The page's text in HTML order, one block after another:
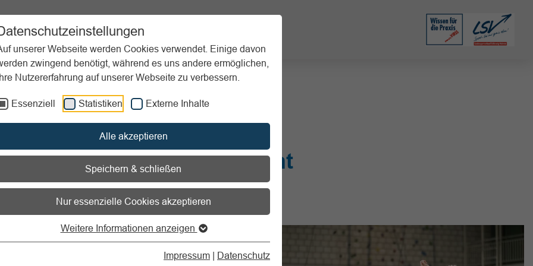
unserer Webseite werden Cookies verwendet. Einige davon
zwingend benötigt, während es uns andere ermöglichen,
Nutzererfahrung auf unserer Webseite zu verbessern.
Essenziell Statistiken Externe Inhalte
Alle akzeptieren
Speichern & schließen
Nur essenzielle Cookies akzeptieren
Weitere Informationen anzeigen
Impressum | Datenschutz
Sportpraxis Aktuelles
was nicht
erlaubt ist – und was nicht
Veranstaltungen. Doch viele Nutzungen sind
Wir erklären, wann der Pauschalvertrag des DOSB
Vereine Musik vorab anmelden müssen.